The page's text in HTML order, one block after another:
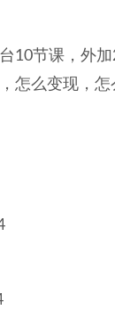
10节课，外
怎么变现，